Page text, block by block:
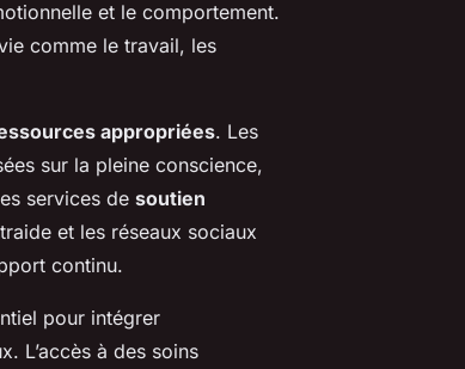
et le comportement.
comme le travail, les
appropriées. Les
sur la pleine conscience,
services de soutien
et les réseaux sociaux
continu.
pour intégrer
L’accès à des soins